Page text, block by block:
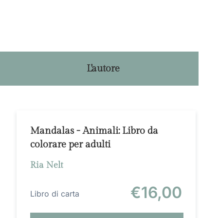
L'autore
Mandalas - Animali: Libro da
colorare per adulti
Ria Nelt
Libro di carta €16,00